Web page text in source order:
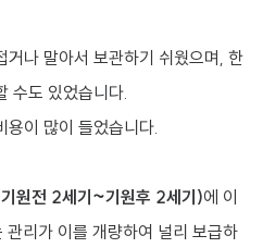
거나 말아서 보관하기 쉬웠으며, 한
수도 있었습니다.
용이 많이 들었습니다.
원전 2세기~기원후 2세기)에 이
관리가 이를 개량하여 널리 보급하